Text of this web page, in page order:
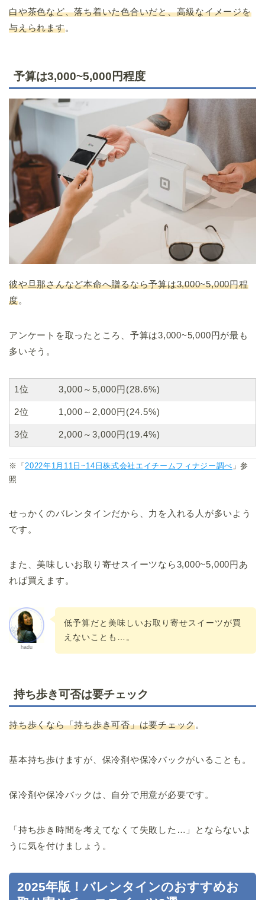
白や茶色など、落ち着いた色合いだと、高級なイメージを
与えられます。
予算は3,000~5,000円程度
彼や旦那さんなど本命へ贈るなら予算は3,000~5,000円程
度。
アンケートを取ったところ、予算は3,000~5,000円が最も
多いそう。
1位 3,000～5,000円(28.6%)
2位 1,000～2,000円(24.5%)
3位 2,000～3,000円(19.4%)
※「2022年1月11日~14日株式会社エイチームフィナジー調べ 」参
照
せっかくのバレンタインだから、力を入れる人が多いよう
です。
また、美味しいお取り寄せスイーツなら3,000~5,000円あ
れば買えます。
hadu
低予算だと美味しいお取り寄せスイーツが買
えないことも…。
持ち歩き可否は要チェック
持ち歩くなら「持ち歩き可否」は要チェック。
基本持ち歩けますが、保冷剤や保冷バックがいることも。
保冷剤や保冷バックは、自分で用意が必要です。
「持ち歩き時間を考えてなくて失敗した…」とならないよ
うに気を付けましょう。
2025年版！バレンタインのおすすめお